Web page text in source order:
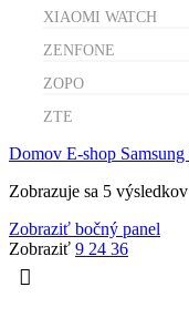
XIAOMI WATCH
ZENFONE
ZOPO
ZTE
Domov E-shop Samsung
Zobrazuje sa 5 výsledkov
Zobraziť bočný panel
Zobraziť 9 24 36